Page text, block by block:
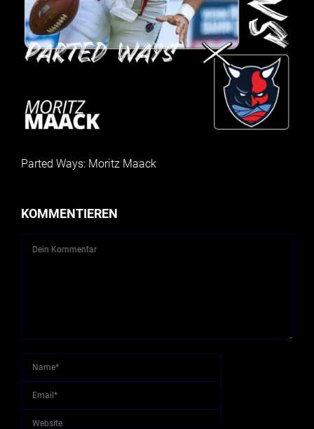
Parted Ways: Moritz Maack
KOMMENTIEREN